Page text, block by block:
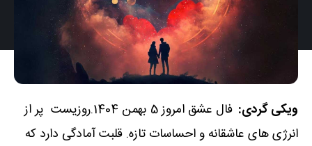
ویکی گردی:
فال عشق امروز 5 بهمن 1404.روزیست پر از
انرژی‌ های عاشقانه و احساسات تازه. قلبت آمادگی دارد که